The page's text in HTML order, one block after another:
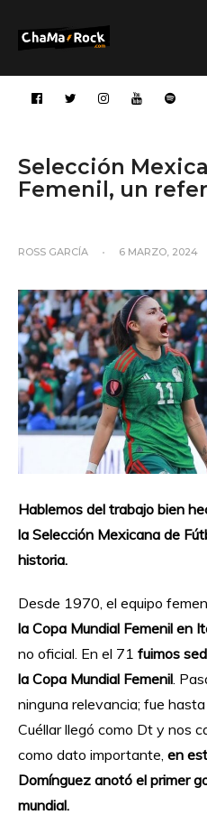
Selección
Femenil, un
ROSS GARCÍA • 6 MARZO, 2024
Hablemos del trabajo bien
la Selección Mexicana de
historia.
Desde 1970, el equipo
la Copa Mundial Femenil en
no oficial. En el 71 fuimos
la Copa Mundial Femenil.
ninguna relevancia; fue
Cuéllar llegó como Dt y nos
como dato importante, en
Domínguez anotó el primer
mundial.